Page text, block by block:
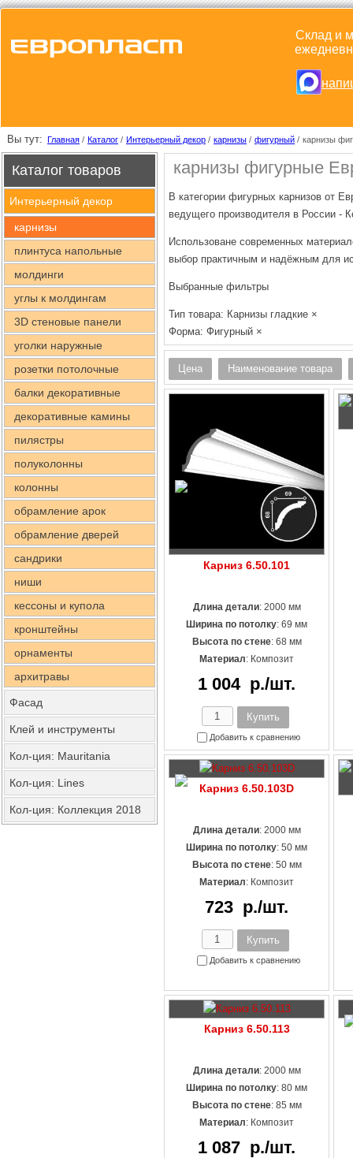
Склад и
Вы тут: Главная / Каталог / Интерьерный декор / карнизы / фигурный / карнизы
Каталог товаров
Интерьерный декор
карнизы
плинтуса напольные
молдинги
углы к молдингам
3D стеновые панели
уголки наружные
розетки потолочные
балки декоративные
декоративные камины
пилястры
полуколонны
колонны
обрамление арок
обрамление дверей
сандрики
ниши
кессоны и купола
кронштейны
орнаменты
архитравы
Фасад
Клей и инструменты
Кол-ция: Mauritania
Кол-ция: Lines
Кол-ция: Коллекция 2018
карнизы фигурные
В категории фигурных карнизов от
ведущего производителя в России -
Использоване современных
выбор практичным и надёжным для
Выбранные фильтры
Тип товара: Карнизы гладкие ×
Форма: Фигурный ×
Цена Наименование товара
Карниз 6.50.101
Длина детали: 2000 мм
Ширина по потолку: 69 мм
Высота по стене: 68 мм
Материал: Композит
1 004р./шт.
Добавить к сравнению
Карниз 6.50.103D
Длина детали: 2000 мм
Ширина по потолку: 50 мм
Высота по стене: 50 мм
Материал: Композит
723 р./шт.
Добавить к сравнению
Карниз 6.50.113
Длина детали: 2000 мм
Ширина по потолку: 80 мм
Высота по стене: 85 мм
Материал: Композит
1 087 р./шт.